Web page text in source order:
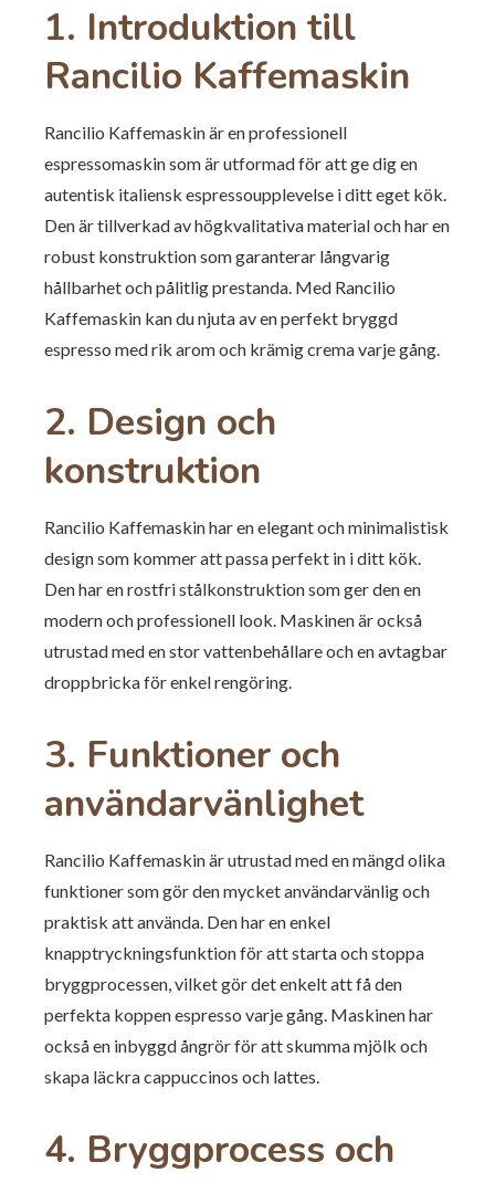
1. Introduktion till
Rancilio Kaffemaskin
Rancilio Kaffemaskin är en professionell
espressomaskin som är utformad för att ge dig en
autentisk italiensk espressoupplevelse i ditt eget kök.
Den är tillverkad av högkvalitativa material och har en
robust konstruktion som garanterar långvarig
hållbarhet och pålitlig prestanda. Med Rancilio
Kaffemaskin kan du njuta av en perfekt bryggd
espresso med rik arom och krämig crema varje gång.
2. Design och
konstruktion
Rancilio Kaffemaskin har en elegant och minimalistisk
design som kommer att passa perfekt in i ditt kök.
Den har en rostfri stålkonstruktion som ger den en
modern och professionell look. Maskinen är också
utrustad med en stor vattenbehållare och en avtagbar
droppbricka för enkel rengöring.
3. Funktioner och
användarvänlighet
Rancilio Kaffemaskin är utrustad med en mängd olika
funktioner som gör den mycket användarvänlig och
praktisk att använda. Den har en enkel
knapptryckningsfunktion för att starta och stoppa
bryggprocessen, vilket gör det enkelt att få den
perfekta koppen espresso varje gång. Maskinen har
också en inbyggd ångrör för att skumma mjölk och
skapa läckra cappuccinos och lattes.
4. Bryggprocess och